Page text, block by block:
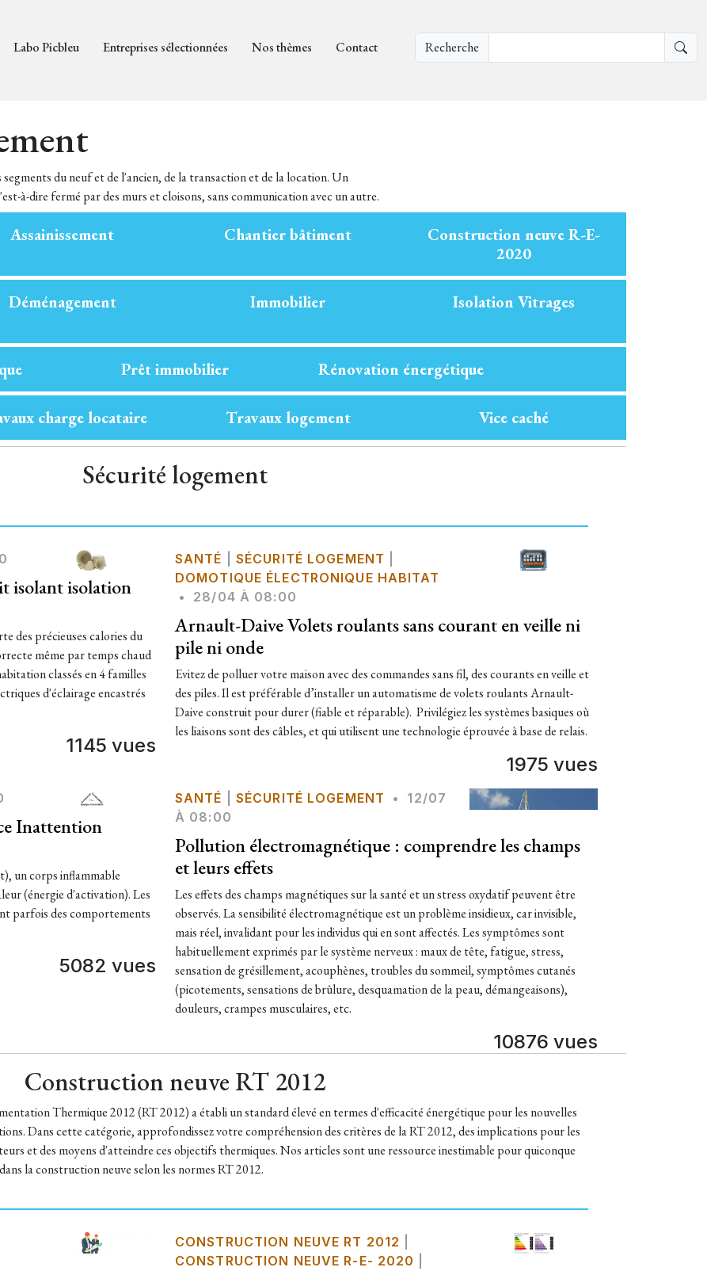
Labo Picbleu Entreprises sélectionnées Nos thèmes Contact Recherche
du neuf et de l'ancien, de la transaction et de la location. Un
à-dire fermé par des murs et cloisons, sans communication avec un autre.
Assainissement Chantier bâtiment
Construction neuve R-E-
2020
Déménagement Immobilier Isolation Vitrages
Prêt immobilier Rénovation énergétique
charge locataire Travaux logement Vice caché
Sécurité logement
isolant isolation
des précieuses calories du
même par temps chaud
classés en 4 familles
d'éclairage encastrés
1145 vues
SANTÉ SÉCURITÉ LOGEMENT
DOMOTIQUE ÉLECTRONIQUE HABITAT
•
28/04 À 08:00
Arnault-Daive Volets roulants sans courant en veille ni
pile ni onde
Evitez de polluer votre maison avec des commandes sans fil, des courants en veille et
des piles. Il est préférable d’installer un automatisme de volets roulants Arnault-
Daive construit pour durer (fiable et réparable). Privilégiez les systèmes basiques où
les liaisons sont des câbles, et qui utilisent une technologie éprouvée à base de relais.
1975 vues
Inattention
un corps inflammable
(énergie d'activation). Les
parfois des comportements
5082 vues
SANTÉ SÉCURITÉ LOGEMENT •
12/07
À 08:00
Pollution électromagnétique : comprendre les champs
et leurs effets
Les effets des champs magnétiques sur la santé et un stress oxydatif peuvent être
observés. La sensibilité électromagnétique est un problème insidieux, car invisible,
mais réel, invalidant pour les individus qui en sont affectés. Les symptômes sont
habituellement exprimés par le système nerveux : maux de tête, fatigue, stress,
sensation de grésillement, acouphènes, troubles du sommeil, symptômes cutanés
(picotements, sensations de brûlure, desquamation de la peau, démangeaisons),
douleurs, crampes musculaires, etc.
10876 vues
Construction neuve RT 2012
Thermique 2012 (RT 2012) a établi un standard élevé en termes d'efficacité énergétique pour les nouvelles
Dans cette catégorie, approfondissez votre compréhension des critères de la RT 2012, des implications pour les
et des moyens d'atteindre ces objectifs thermiques. Nos articles sont une ressource inestimable pour quiconque
la construction neuve selon les normes RT 2012.
CONSTRUCTION NEUVE RT 2012
CONSTRUCTION NEUVE R-E- 2020